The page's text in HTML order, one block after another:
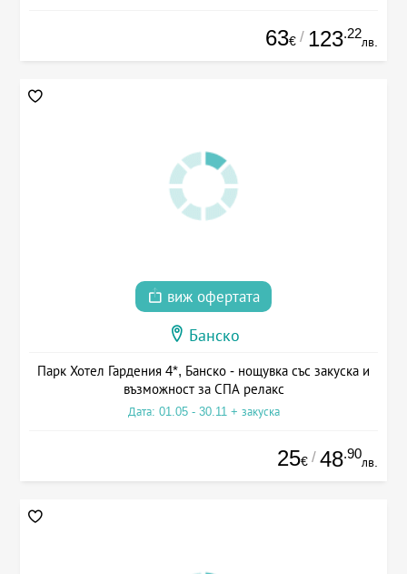
63€ / 123.22
лв.
виж офертата
Банско
Парк Хотел Гардения 4*, Банско - нощувка със закуска и
възможност за СПА релакс
Дата: 01.05 - 30.11 + закуска
25€ / 48.90
лв.